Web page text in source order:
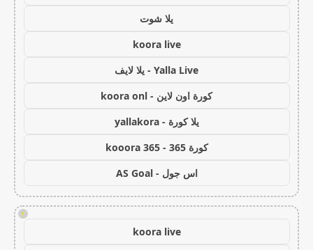
يلا شوت
koora live
Yalla Live - يلا لايف
كورة اون لاين - koora onl
يلا كورة - yallakora
كورة 365 - kooora 365
اس جول - AS Goal
!
koora live